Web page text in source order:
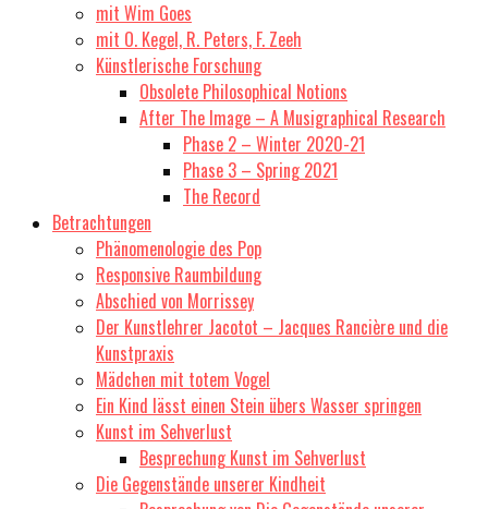
mit Wim Goes
mit O. Kegel, R. Peters, F. Zeeh
Künstlerische Forschung
Obsolete Philosophical Notions
After The Image – A Musigraphical Research
Phase 2 – Winter 2020-21
Phase 3 – Spring 2021
The Record
Betrachtungen
Phänomenologie des Pop
Responsive Raumbildung
Abschied von Morrissey
Der Kunstlehrer Jacotot – Jacques Rancière und die
Kunstpraxis
Mädchen mit totem Vogel
Ein Kind lässt einen Stein übers Wasser springen
Kunst im Sehverlust
Besprechung Kunst im Sehverlust
Die Gegenstände unserer Kindheit